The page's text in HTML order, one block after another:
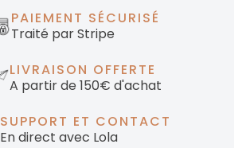
PAIEMENT SÉCURISÉ
Traité par Stripe
LIVRAISON OFFERTE
A partir de 150€ d'achat
SUPPORT ET CONTACT
En direct avec Lola